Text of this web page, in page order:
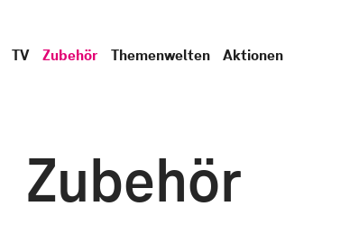
TV Zubehör Themenwelten Aktionen
Zubehör